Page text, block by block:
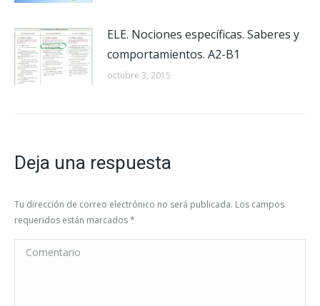
ELE. Nociones específicas. Saberes y
comportamientos. A2-B1
octubre 3, 2015
Deja una respuesta
Tu dirección de correo electrónico no será publicada. Los campos
requeridos están marcados*
Comentario